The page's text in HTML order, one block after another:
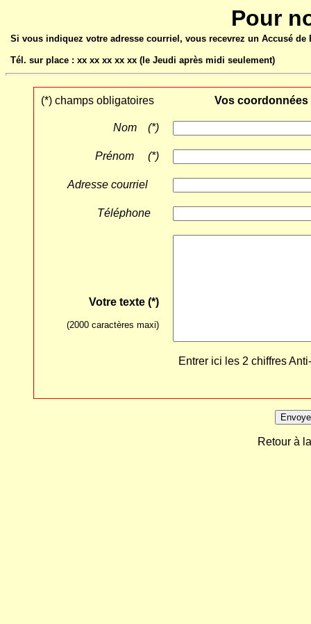
Pour
Si vous indiquez votre adresse courriel, vous recevrez un Accusé
Tél. sur place : xx xx xx xx xx (le Jeudi après midi seulement)
(*) champs obligatoires Vos coordonnées
Nom (*)
Prénom (*)
Adresse courriel
Téléphone
Votre texte (*)
(2000 caractères maxi)
Entrer ici les 2 chiffres
Retour à